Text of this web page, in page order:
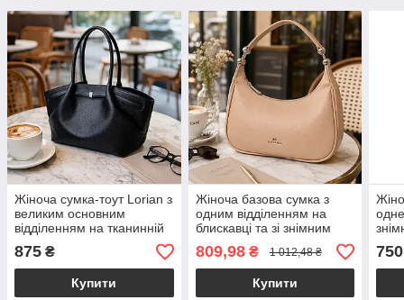
Жіноча сумка-тоут Lorian з
великим основним
відділенням на тканинній
підкладці чорного кольору
LR 11151 BK
875 ₴
Купити
Жіноча базова сумка з
одним відділенням на
блискавці та зі знімним
плечовим ременем
екошкіра бежевий
Alex&Mia CD-9128
809,98₴ 1 012,48 ₴
Купити
750